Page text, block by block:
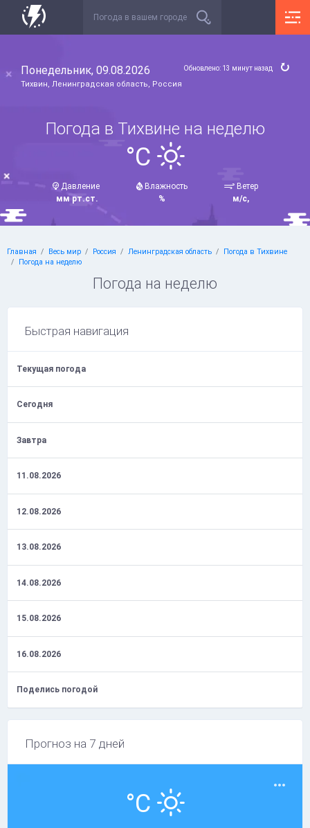
Понедельник, 09.08.2026
Тихвин, Ленинградская область, Россия
Обновлено: 13 минут назад
Погода в Тихвине на неделю
°C
Давление
мм рт.ст.
Влажность
%
Ветер
м/с,
Главная Весь мир Россия Ленинградская область
Погода в Тихвине
Погода на неделю
Погода на неделю
Быстрая навигация
Текущая погода
Сегодня
Завтра
11.08.2026
12.08.2026
13.08.2026
14.08.2026
15.08.2026
16.08.2026
Поделись погодой
Прогноз на 7 дней
°C